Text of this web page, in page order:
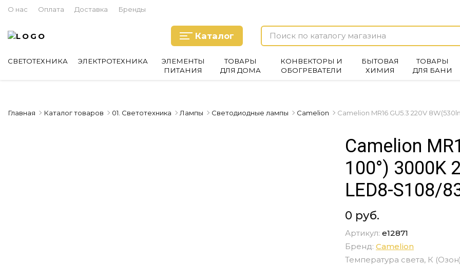
О нас Оплата Доставка Бренды
Каталог
СВЕТОТЕХНИКА ЭЛЕКТРОТЕХНИКА
ЭЛЕМЕНТЫ
ПИТАНИЯ
ТОВАРЫ
ДЛЯ ДОМА
КОНВЕКТОРЫ И
ОБОГРЕВАТЕЛИ
БЫТОВАЯ
ХИМИЯ
ТОВАРЫ
ДЛЯ БАНИ
Главная Каталог товаров 01. Светотехника Лампы Светодиодные лампы Camelion Camelion MR16 GU5.3 220V
Camelion
100°) 3000K
LED8-S108/
0 руб.
Артикул: e12871
Бренд: Camelion
Температура света, К